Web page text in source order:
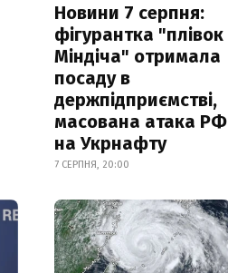
Новини 7 серпня:
фігурантка "плівок
Міндіча" отримала
посаду в
держпідприємстві,
масована атака РФ
на Укрнафту
7 СЕРПНЯ, 20:00